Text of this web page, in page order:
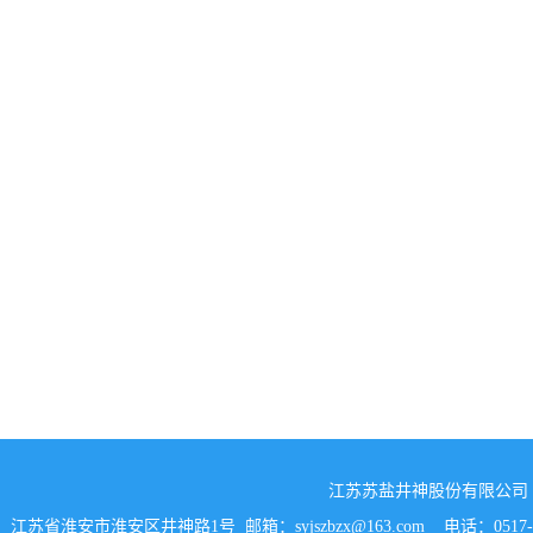
江苏苏盐井神股份有限公司
江苏省淮安市淮安区井神路1号 邮箱：syjszbzx@163.com 电话：0517-